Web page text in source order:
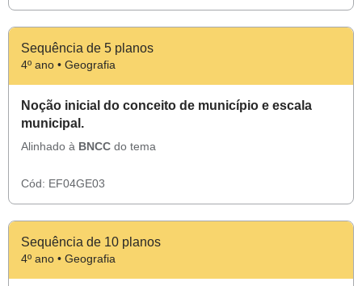
Sequência de 5 planos
4º ano • Geografia
Noção inicial do conceito de município e escala
municipal.
Alinhado à BNCC do tema
Cód: EF04GE03
Sequência de 10 planos
4º ano • Geografia